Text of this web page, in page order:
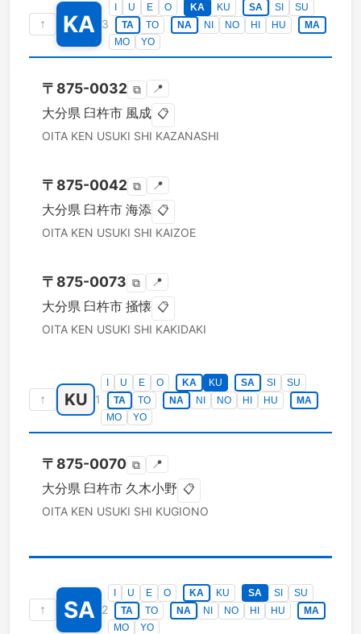
↑ KA 3
U E O KA KU SA SI
SU
TA
TO NA NI NO HI HU
MA
MO
YO
〒 875-0032 ⧉ 📍
大分県 臼杵市 風成 📋
OITA KEN USUKI SHI KAZANASHI
〒 875-0042 ⧉ 📍
大分県 臼杵市 海添 📋
OITA KEN USUKI SHI KAIZOE
〒 875-0073 ⧉ 📍
大分県 臼杵市 掻懐 📋
OITA KEN USUKI SHI KAKIDAKI
↑ KU 1
U E O KA KU SA SI
SU
TA
TO NA NI NO HI HU
MA
MO
YO
〒 875-0070 ⧉ 📍
大分県 臼杵市 久木小野 📋
OITA KEN USUKI SHI KUGIONO
↑ SA 2
U E O KA KU SA SI
SU
TA
TO NA NI NO HI HU
MA
MO
YO